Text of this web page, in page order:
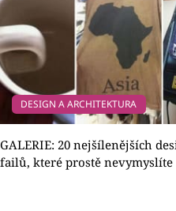
DESIGN A ARCHITEKTURA
GALERIE: 20 nejšílenějších
failů, které prostě nevymyslíte